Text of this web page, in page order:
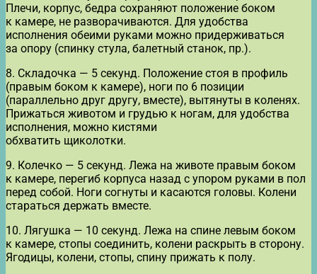
Плечи, корпус, бедра сохраняют положение боком
к камере, не разворачиваются. Для удобства
исполнения обеими руками можно придерживаться
за опору (спинку стула, балетный станок, пр.).
8. Складочка — 5 секунд. Положение стоя в профиль
(правым боком к камере), ноги по 6 позиции
(параллельно друг другу, вместе), вытянуты в коленях.
Прижаться животом и грудью к ногам, для удобства
исполнения, можно кистями
обхватить щиколотки.
9. Колечко — 5 секунд. Лежа на животе правым боком
к камере, перегиб корпуса назад с упором руками в пол
перед собой. Ноги согнуты и касаются головы. Колени
стараться держать вместе.
10. Лягушка — 10 секунд. Лежа на спине левым боком
к камере, стопы соединить, колени раскрыть в сторону.
Ягодицы, колени, стопы, спину прижать к полу.